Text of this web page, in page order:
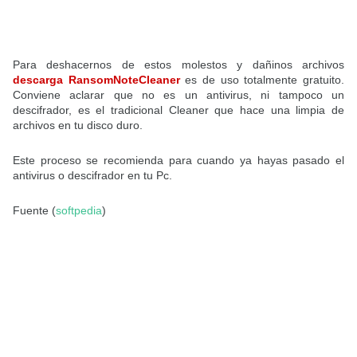
Para deshacernos de estos molestos y dañinos archivos
descarga RansomNoteCleaneres de uso totalmente gratuito.
Conviene aclarar que no es un antivirus, ni tampoco un
descifrador, es el tradicional Cleaner que hace una limpia de
archivos en tu disco duro.
Este proceso se recomienda para cuando ya hayas pasado el
antivirus o descifrador en tu Pc.
Fuente (softpedia)